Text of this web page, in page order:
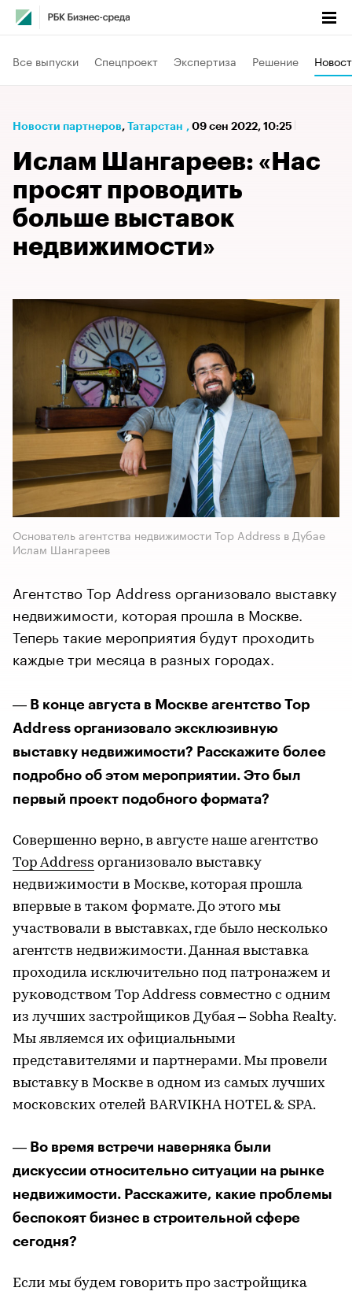
Все выпуски Спецпроект Экспертиза Решение
Новости партнеров⁠, Татарстан , 09 сен 2022, 10:25
Ислам Шангареев: «Нас
просят проводить
больше выставок
недвижимости»
Основатель агентства недвижимости Top Address в Дубае
Ислам Шангареев
Агентство Top Address организовало выставку
недвижимости, которая прошла в Москве.
Теперь такие мероприятия будут проходить
каждые три месяца в разных городах.
— В конце августа в Москве агентство Top
Address организовало эксклюзивную
выставку недвижимости? Расскажите более
подробно об этом мероприятии. Это был
первый проект подобного формата?
Совершенно верно, в августе наше агентство
Top Address организовало выставку
недвижимости в Москве, которая прошла
впервые в таком формате. До этого мы
участвовали в выставках, где было несколько
агентств недвижимости. Данная выставка
проходила исключительно под патронажем и
руководством Top Address совместно с одним
из лучших застройщиков Дубая – Sobha Realty.
Мы являемся их официальными
представителями и партнерами. Мы провели
выставку в Москве в одном из самых лучших
московских отелей BARVIKHA HOTEL & SPA.
— Во время встречи наверняка были
дискуссии относительно ситуации на рынке
недвижимости. Расскажите, какие проблемы
беспокоят бизнес в строительной сфере
сегодня?
Если мы будем говорить про застройщика